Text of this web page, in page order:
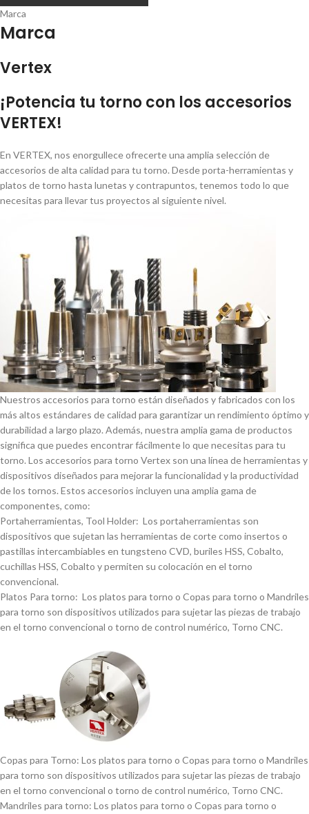
Marca
Marca
Vertex
¡Potencia tu torno con los accesorios
VERTEX!
En VERTEX, nos enorgullece ofrecerte una amplia selección de
accesorios de alta calidad para tu torno. Desde porta-herramientas y
platos de torno hasta lunetas y contrapuntos, tenemos todo lo que
necesitas para llevar tus proyectos al siguiente nivel.
Nuestros accesorios para torno están diseñados y fabricados con los
más altos estándares de calidad para garantizar un rendimiento óptimo y
durabilidad a largo plazo. Además, nuestra amplia gama de productos
significa que puedes encontrar fácilmente lo que necesitas para tu
torno. Los accesorios para torno Vertex son una lí­nea de herramientas y
dispositivos diseñados para mejorar la funcionalidad y la productividad
de los tornos. Estos accesorios incluyen una amplia gama de
componentes, como:
Portaherramientas, Tool Holder: Los portaherramientas son
dispositivos que sujetan las herramientas de corte como insertos o
pastillas intercambiables en tungsteno CVD, buriles HSS, Cobalto,
cuchillas HSS, Cobalto y permiten su colocación en el torno
convencional.
Platos Para torno: Los platos para torno o Copas para torno o Mandriles
para torno son dispositivos utilizados para sujetar las piezas de trabajo
en el torno convencional o torno de control numérico, Torno CNC.
Copas para Torno: Los platos para torno o Copas para torno o Mandriles
para torno son dispositivos utilizados para sujetar las piezas de trabajo
en el torno convencional o torno de control numérico, Torno CNC.
Mandriles para torno: Los platos para torno o Copas para torno o